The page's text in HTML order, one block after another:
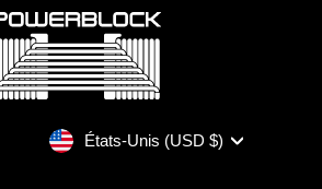
DeviseÉtats-Unis (USD $)